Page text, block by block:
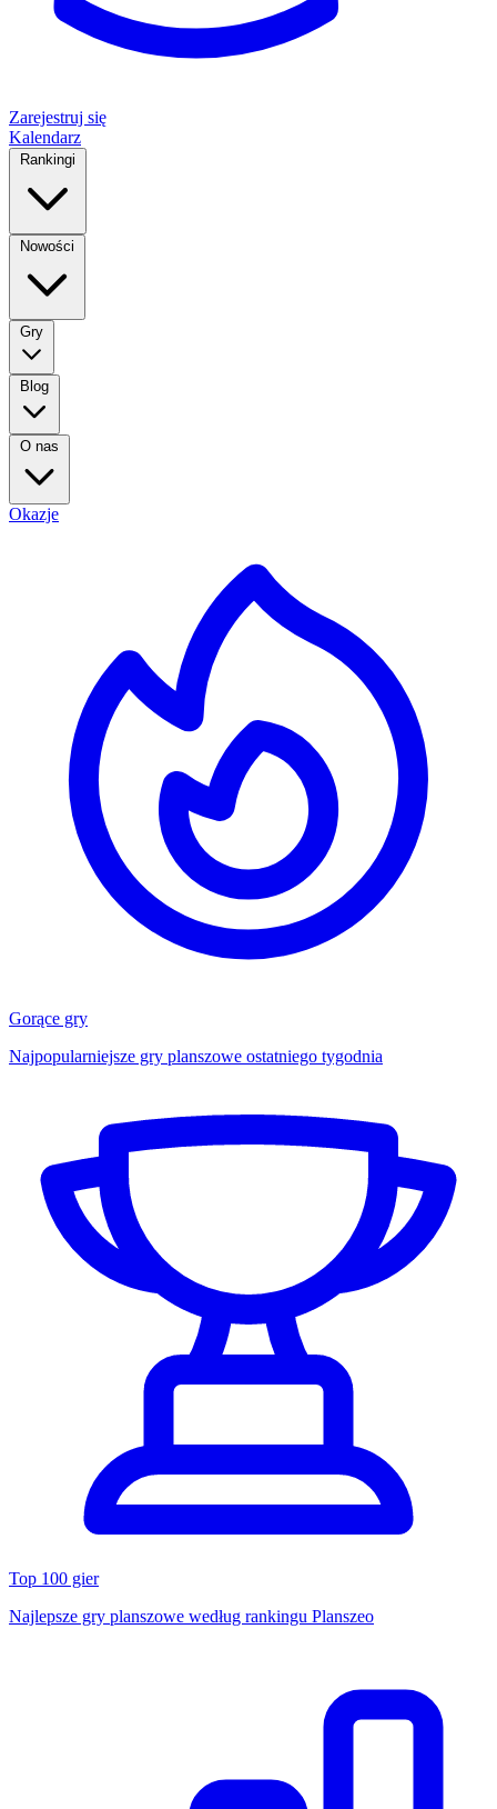
Zarejestruj się
Kalendarz
Rankingi
Nowości
Gry
Blog
O nas
Okazje
Gorące gry
Najpopularniejsze gry planszowe ostatniego tygodnia
Top 100 gier
Najlepsze gry planszowe według rankingu Planszeo